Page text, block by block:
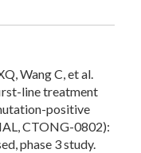
Wang C, et al.
line treatment
positive
CTONG-0802):
phase 3 study.